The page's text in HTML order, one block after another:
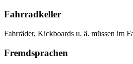
Fahrradkeller
Fahrräder, Kickboards u. ä. müssen im
Fremdsprachen